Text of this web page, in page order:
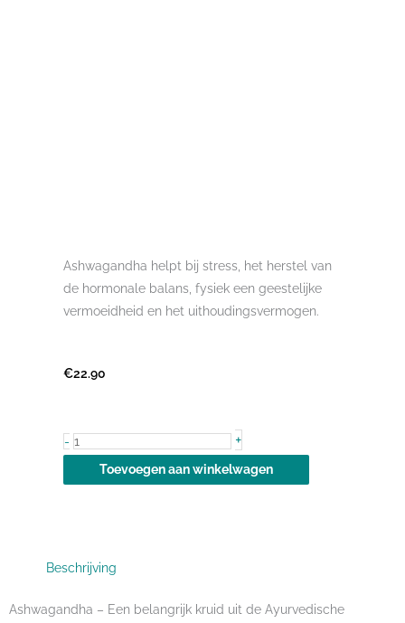
Ashwagandha helpt bij stress, het herstel van
de hormonale balans, fysiek een geestelijke
vermoeidheid en het uithoudingsvermogen.
€22.90
- Ashwagandha
KSM-
+
Toevoegen aan winkelwagen
Beschrijving
Ashwagandha – Een belangrijk kruid uit de Ayurvedische